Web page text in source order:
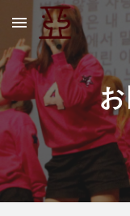
Skip to main content